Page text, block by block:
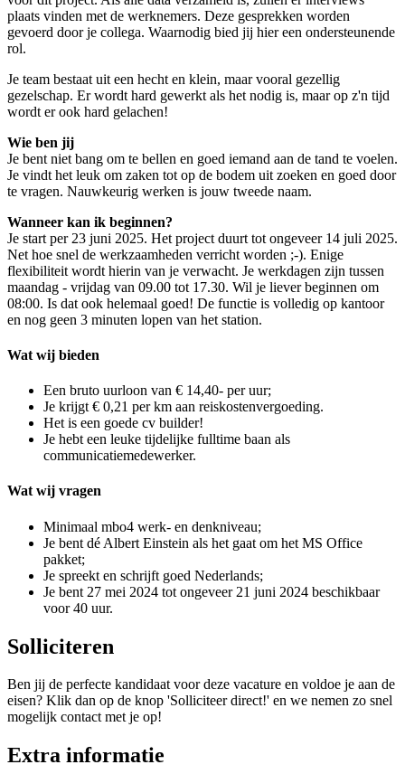
plaats vinden met de werknemers. Deze gesprekken worden
gevoerd door je collega. Waarnodig bied jij hier een ondersteunende
rol.
Je team bestaat uit een hecht en klein, maar vooral gezellig
gezelschap. Er wordt hard gewerkt als het nodig is, maar op z'n tijd
wordt er ook hard gelachen!
Wie ben jij
Je bent niet bang om te bellen en goed iemand aan de tand te voelen.
Je vindt het leuk om zaken tot op de bodem uit zoeken en goed door
te vragen. Nauwkeurig werken is jouw tweede naam.
Wanneer kan ik beginnen?
Je start per 23 juni 2025. Het project duurt tot ongeveer 14 juli 2025.
Net hoe snel de werkzaamheden verricht worden ;-). Enige
flexibiliteit wordt hierin van je verwacht. Je werkdagen zijn tussen
maandag - vrijdag van 09.00 tot 17.30. Wil je liever beginnen om
08:00. Is dat ook helemaal goed! De functie is volledig op kantoor
en nog geen 3 minuten lopen van het station.
Wat wij bieden
Een bruto uurloon van € 14,40- per uur;
Je krijgt € 0,21 per km aan reiskostenvergoeding.
Het is een goede cv builder!
Je hebt een leuke tijdelijke fulltime baan als
communicatiemedewerker.
Wat wij vragen
Minimaal mbo4 werk- en denkniveau;
Je bent dé Albert Einstein als het gaat om het MS Office
pakket;
Je spreekt en schrijft goed Nederlands;
Je bent 27 mei 2024 tot ongeveer 21 juni 2024 beschikbaar
voor 40 uur.
Solliciteren
Ben jij de perfecte kandidaat voor deze vacature en voldoe je aan de
eisen? Klik dan op de knop 'Solliciteer direct!' en we nemen zo snel
mogelijk contact met je op!
Extra informatie